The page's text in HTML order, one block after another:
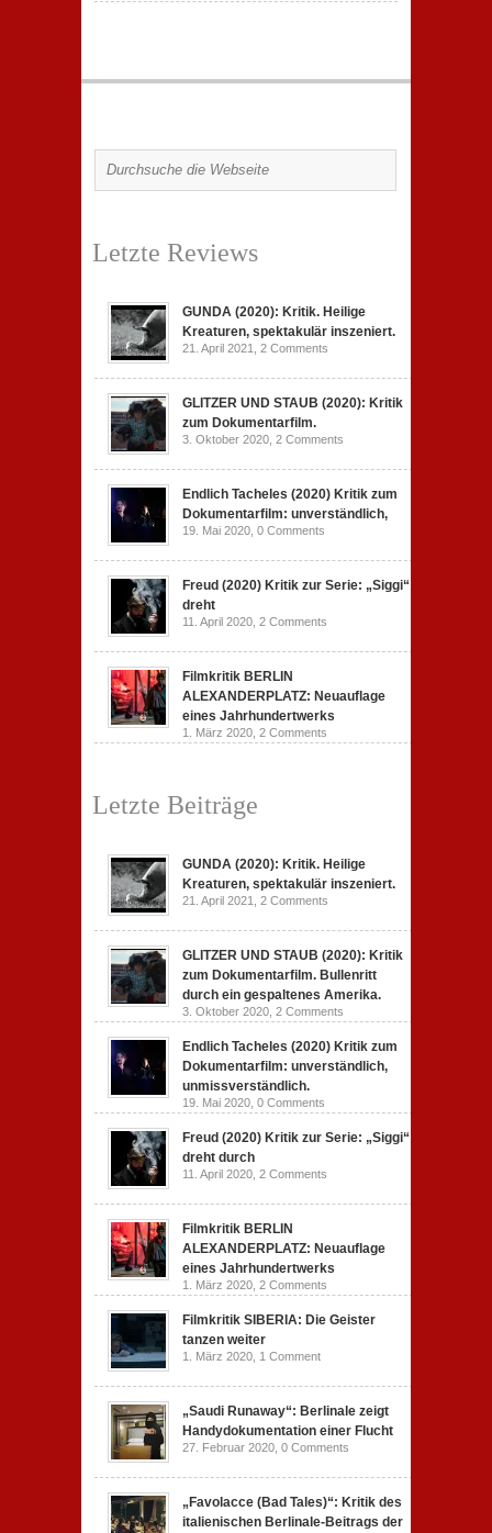
Letzte Reviews
GUNDA (2020): Kritik. Heilige
Kreaturen, spektakulär inszeniert.
21. April 2021, 2 Comments
GLITZER UND STAUB (2020): Kritik
zum Dokumentarfilm.
3. Oktober 2020, 2 Comments
Endlich Tacheles (2020) Kritik zum
Dokumentarfilm: unverständlich,
19. Mai 2020, 0 Comments
Freud (2020) Kritik zur Serie: „Siggi“
dreht
11. April 2020, 2 Comments
Filmkritik BERLIN
ALEXANDERPLATZ: Neuauflage
eines Jahrhundertwerks
1. März 2020, 2 Comments
Letzte Beiträge
GUNDA (2020): Kritik. Heilige
Kreaturen, spektakulär inszeniert.
21. April 2021, 2 Comments
GLITZER UND STAUB (2020): Kritik
zum Dokumentarfilm. Bullenritt
durch ein gespaltenes Amerika.
3. Oktober 2020, 2 Comments
Endlich Tacheles (2020) Kritik zum
Dokumentarfilm: unverständlich,
unmissverständlich.
19. Mai 2020, 0 Comments
Freud (2020) Kritik zur Serie: „Siggi“
dreht durch
11. April 2020, 2 Comments
Filmkritik BERLIN
ALEXANDERPLATZ: Neuauflage
eines Jahrhundertwerks
1. März 2020, 2 Comments
Filmkritik SIBERIA: Die Geister
tanzen weiter
1. März 2020, 1 Comment
„Saudi Runaway“: Berlinale zeigt
Handydokumentation einer Flucht
27. Februar 2020, 0 Comments
„Favolacce (Bad Tales)“: Kritik des
italienischen Berlinale-Beitrags der